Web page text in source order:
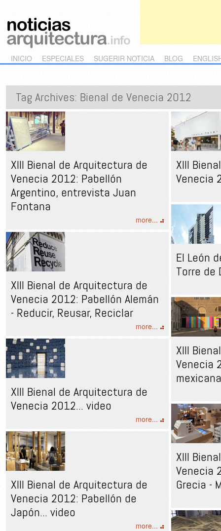
Main menu
Skip to primary content
Skip to secondary content
INICIO ESPECIALES SUGERIR NOTICIA BLOG
Tag Archives: Bienal de Venecia 2012
XIII Bienal de Arquitectura de
Venecia 2012: Pabellón
Argentino, entrevista Juan
Fontana
more...
XIII
Venecia
El León
Torre de
XIII Bienal de Arquitectura de
Venecia 2012: Pabellón Alemán
- Reducir, Reusar, Reciclar
more...
XIII
Venecia
mexicana
XIII Bienal de Arquitectura de
Venecia 2012... video
more...
XIII
Venecia
Grecia -
XIII Bienal de Arquitectura de
Venecia 2012: Pabellón de
Japón... video
more...